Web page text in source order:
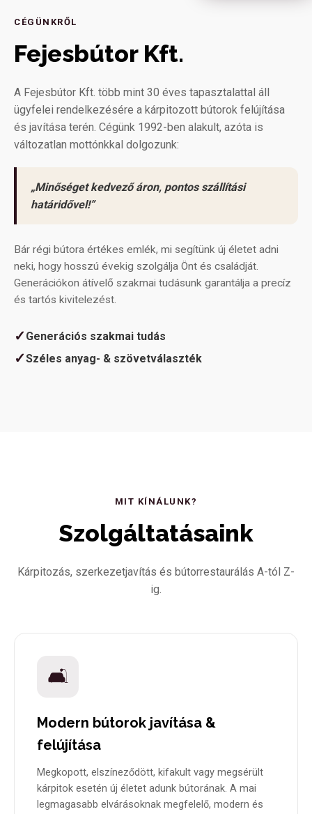
CÉGÜNKRŐL
Fejesbútor Kft.
A Fejesbútor Kft. több mint 30 éves tapasztalattal áll
ügyfelei rendelkezésére a kárpitozott bútorok felújítása
és javítása terén. Cégünk 1992-ben alakult, azóta is
változatlan mottónkkal dolgozunk:
„Minőséget kedvező áron, pontos szállítási
határidővel!”
Bár régi bútora értékes emlék, mi segítünk új életet adni
neki, hogy hosszú évekig szolgálja Önt és családját.
Generációkon átívelő szakmai tudásunk garantálja a precíz
és tartós kivitelezést.
✓ Generációs szakmai tudás
✓Széles anyag- & szövetválaszték
MIT KÍNÁLUNK?
Szolgáltatásaink
Kárpitozás, szerkezetjavítás és bútorrestaurálás A-tól Z-
ig.
🛋️
Modern bútorok javítása &
felújítása
Megkopott, elszíneződött, kifakult vagy megsérült
kárpitok esetén új életet adunk bútorának. A mai
legmagasabb elvárásoknak megfelelő, modern és